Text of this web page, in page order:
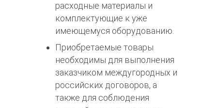
расходные материалы и
комплектующие к уже
имеющемуся оборудованию.
Приобретаемые товары
необходимы для выполнения
заказчиком междугородных и
российских договоров, а
также для соблюдения